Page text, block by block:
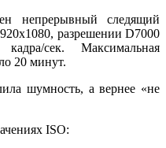
непрерывный следящий
разрешении D7000
сек. Максимальная
20 минут.
шумность, а вернее «не
ISO: